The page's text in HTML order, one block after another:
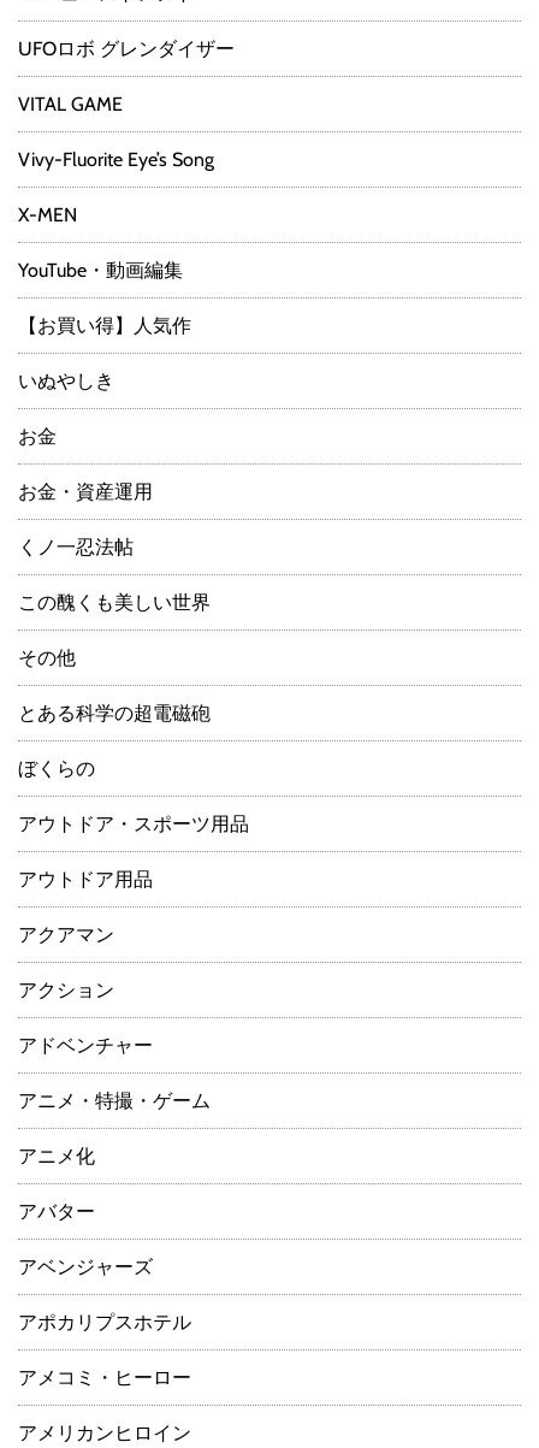
UFOロボ グレンダイザー
VITAL GAME
Vivy-Fluorite Eye’s Song
X-MEN
YouTube・動画編集
【お買い得】人気作
いぬやしき
お金
お金・資産運用
くノ一忍法帖
この醜くも美しい世界
その他
とある科学の超電磁砲
ぼくらの
アウトドア・スポーツ用品
アウトドア用品
アクアマン
アクション
アドベンチャー
アニメ・特撮・ゲーム
アニメ化
アバター
アベンジャーズ
アポカリプスホテル
アメコミ・ヒーロー
アメリカンヒロイン